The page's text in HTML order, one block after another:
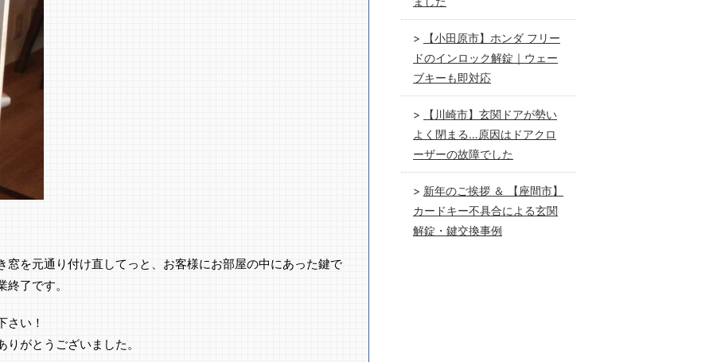
窓を元通り付け直してっと、お客様にお部屋の中にあった鍵で
了です。
さい！
がとうございました。
【小田原市】ホンダ フリー
ドのインロック解錠｜ウェー
ブキーも即対応
【川崎市】玄関ドアが勢い
よく閉まる…原因はドアクロ
ーザーの故障でした
新年のご挨拶 ＆ 【座間市】
カードキー不具合による玄関
解錠・鍵交換事例